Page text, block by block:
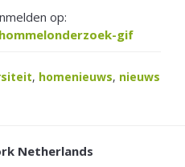
op:
gif
, homenieuws, nieuws
Netherlands